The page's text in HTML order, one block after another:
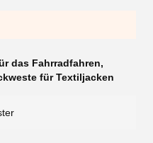
das Fahrradfahren,
für Textiljacken